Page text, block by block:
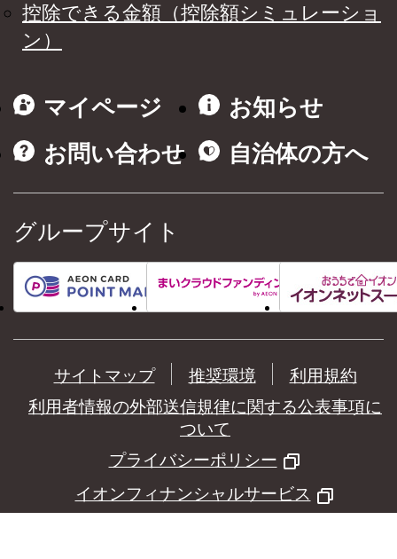
控除できる金額（控除額シミュレーショ
ン）
マイページ
お知らせ
お問い合わせ
自治体の方へ
グループサイト
サイトマップ 推奨環境
利用規約
利用者情報の外部送信規律に関する公表事項に
ついて
プライバシーポリシー
イオンフィナンシャルサービス